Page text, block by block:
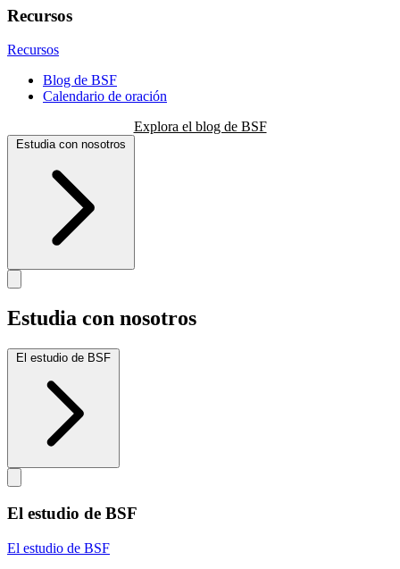
Recursos
Recursos
Blog de BSF
Calendario de oración
Explora el blog de BSF
Estudia con nosotros
Estudia con nosotros
El estudio de BSF
El estudio de BSF
El estudio de BSF